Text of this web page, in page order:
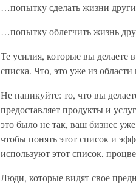
…попытку сделать жизни
…попытку облегчить жизнь
Те усилия, которые вы делаете
списка. Что, это уже из
Не паникуйте: то, что вы
предоставляет продукты и
это было не так, ваш бизнес
чтобы понять этот список и
используют этот список,
Люди, которые видят свое